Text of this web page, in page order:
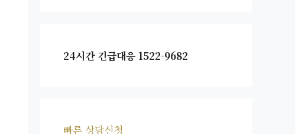
24시간 긴급대응 1522-9682
빠른 상담신청